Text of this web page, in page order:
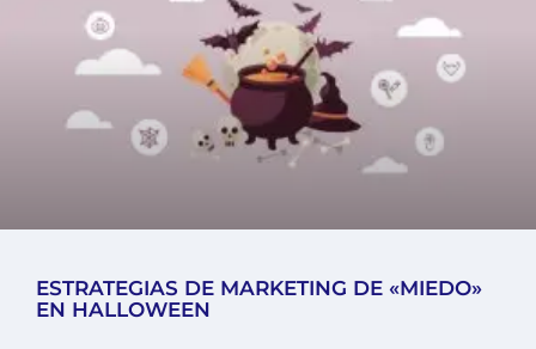
ESTRATEGIAS DE MARKETING DE «MIEDO»
EN HALLOWEEN